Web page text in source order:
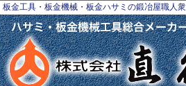
板金工具・板金機械・板金ハサミの鍛冶屋職人